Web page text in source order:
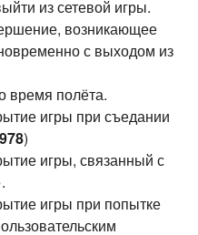
из сетевой игры.
возникающее
с выходом из
время полёта.
игры при съедании
)
игры, связанный с
игры при попытке